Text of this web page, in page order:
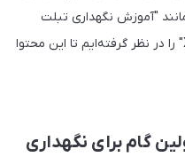
"آموزش نگهداری تبلت
Huion" و "توصیه‌های مراقبت XP-Pen" را در نظر گرفته‌ایم تا این محتوا
گام برای نگهداری